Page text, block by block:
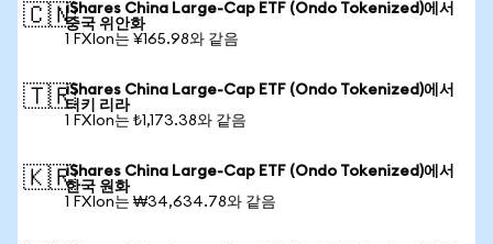
🇨🇳iShares China Large-Cap ETF (Ondo Tokenized)에서
중국 위안화
1 FXIon는 ¥165.98와 같음
🇹🇷iShares China Large-Cap ETF (Ondo Tokenized)에서
터키 리라
1 FXIon는 ₺1,173.38와 같음
🇰🇷iShares China Large-Cap ETF (Ondo Tokenized)에서
한국 원화
1 FXIon는 ₩34,634.78와 같음